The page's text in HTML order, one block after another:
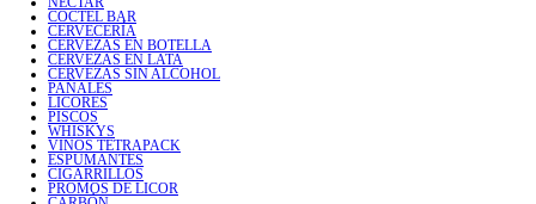
COCTEL BAR
CERVECERÍA
CERVEZAS EN BOTELLA
CERVEZAS EN LATA
CERVEZAS SIN ALCOHOL
PAÑALES
LICORES
PISCOS
WHISKYS
VINOS TETRAPACK
ESPUMANTES
CIGARRILLOS
PROMOS DE LICOR